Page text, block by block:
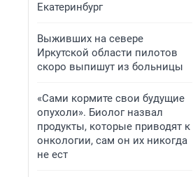
Екатеринбург
Выживших на севере
Иркутской области пилотов
скоро выпишут из больницы
«Сами кормите свои будущие
опухоли». Биолог назвал
продукты, которые приводят к
онкологии, сам он их никогда
не ест